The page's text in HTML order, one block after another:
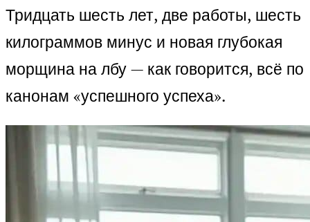
Тридцать шесть лет, две работы, шесть
килограммов минус и новая глубокая
морщина на лбу — как говорится, всё по
канонам «успешного успеха».